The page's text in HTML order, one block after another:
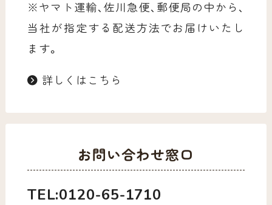
※ヤマト運輸、佐川急便、郵便局の中から、
当社が指定する配送方法でお届けいたし
ます。
詳しくはこちら
お問い合わせ窓口
TEL:0120-65-1710